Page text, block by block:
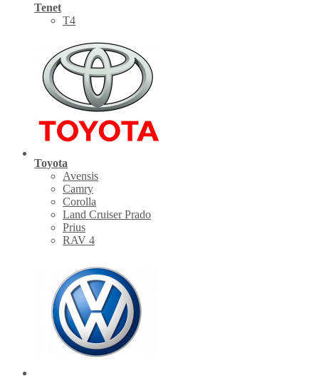
Tenet
Т4
Toyota
Avensis
Camry
Corolla
Land Cruiser Prado
Prius
RAV 4